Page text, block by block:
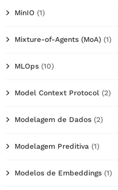
MinIO (1)
Mixture-of-Agents (MoA) (1)
MLOps (10)
Model Context Protocol (2)
Modelagem de Dados (2)
Modelagem Preditiva (1)
Modelos de Embeddings (1)